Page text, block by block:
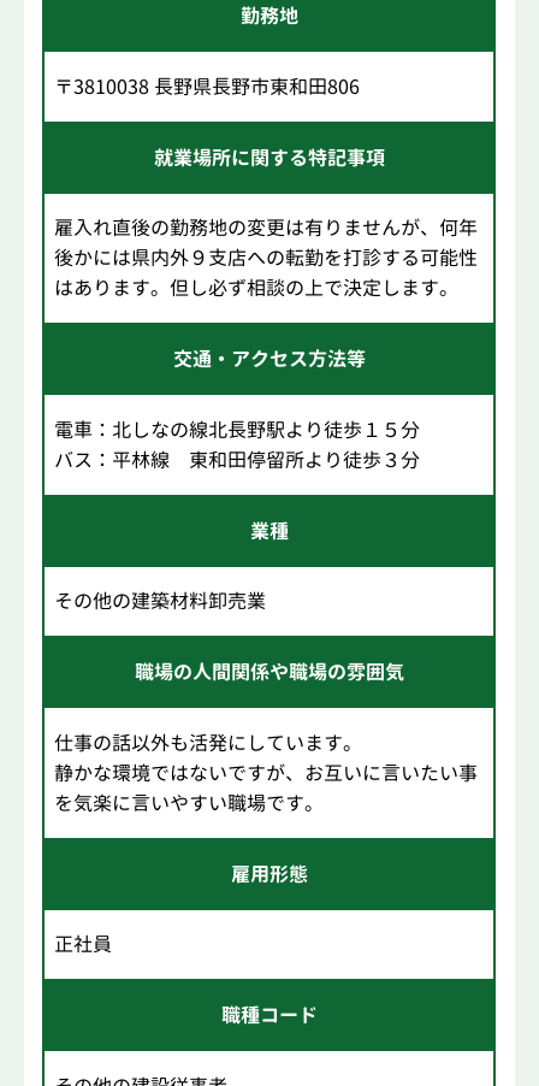
勤務地
〒3810038 長野県長野市東和田806
就業場所に関する特記事項
雇入れ直後の勤務地の変更は有りませんが、何年
後かには県内外９支店への転勤を打診する可能性
はあります。但し必ず相談の上で決定します。
交通・アクセス方法等
電車：北しなの線北長野駅より徒歩１５分
バス：平林線 東和田停留所より徒歩３分
業種
その他の建築材料卸売業
職場の人間関係や職場の雰囲気
仕事の話以外も活発にしています。
静かな環境ではないですが、お互いに言いたい事
を気楽に言いやすい職場です。
雇用形態
正社員
職種コード